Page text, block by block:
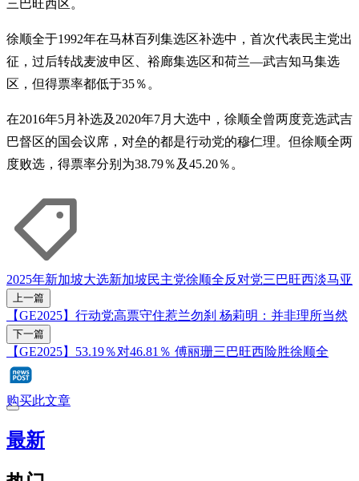
三巴旺西区。
徐顺全于1992年在马林百列集选区补选中，首次代表民主党出
征，过后转战麦波申区、裕廊集选区和荷兰—武吉知马集选
区，但得票率都低于35％。
在2016年5月补选及2020年7月大选中，徐顺全曾两度竞选武吉
巴督区的国会议席，对垒的都是行动党的穆仁理。但徐顺全两
度败选，得票率分别为38.79％及45.20％。
2025年新加坡大选新加坡民主党徐顺全反对党三巴旺西淡马亚
上一篇
【GE2025】行动党高票守住惹兰勿刹 杨莉明：并非理所当然
下一篇
【GE2025】53.19％对46.81％ 傅丽珊三巴旺西险胜徐顺全
购买此文章
最新